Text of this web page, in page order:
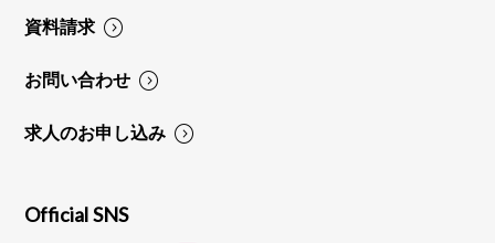
資料請求
お問い合わせ
求人のお申し込み
Official SNS